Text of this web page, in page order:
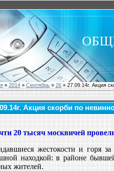
» 2014 » Сентябрь » 26 » 27.09.14г. Акция
Акция скорби по
20 тысяч москвичей
жестокости и горя
находкой: в районе
жителей.